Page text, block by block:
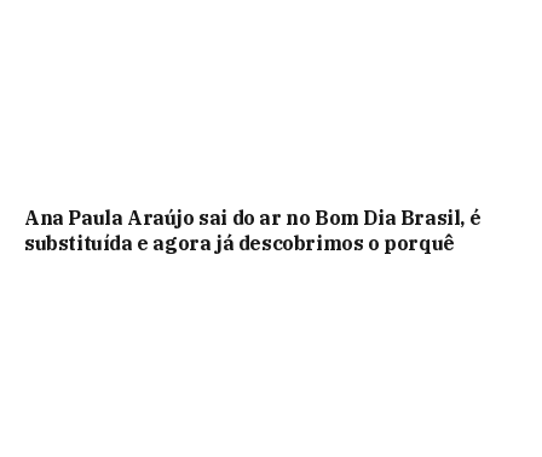
Ana Paula Araújo sai do ar no Bom Dia Brasil, é
substituída e agora já descobrimos o porquê